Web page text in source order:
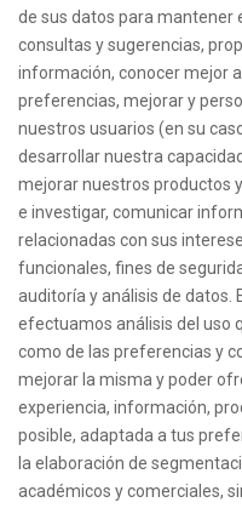
de sus datos para mantener
consultas y sugerencias,
información, conocer mejor
preferencias, mejorar y
nuestros usuarios (en su
desarrollar nuestra
mejorar nuestros productos
e investigar, comunicar
relacionadas con sus
funcionales, fines de
auditoría y análisis de datos.
efectuamos análisis del uso
como de las preferencias y
mejorar la misma y poder
experiencia, información,
posible, adaptada a tus
la elaboración de
académicos y comerciales,